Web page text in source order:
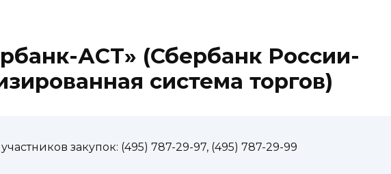
АСТ» (Сбербанк России-
система торгов)
закупок: (495) 787-29-97, (495) 787-29-99